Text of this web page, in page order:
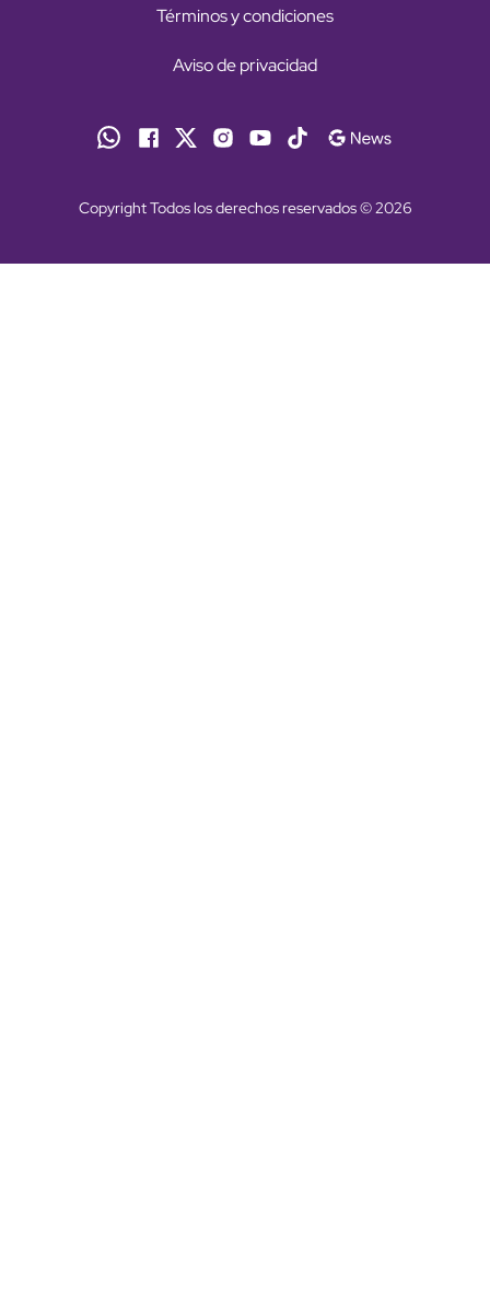
Términos y condiciones
Aviso de privacidad
Copyright Todos los derechos reservados © 2026